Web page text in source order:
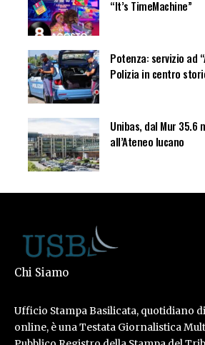
“It’s TimeMachine”
Potenza: servizio ad
Polizia in centro
Unibas, dal Mur 35.6
all’Ateneo lucano
Chi Siamo
Ufficio Stampa Basilicata, quotidiano
online, è una Testata Giornalistica